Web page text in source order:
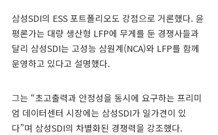
삼성SDI의 ESS 포트폴리오도 강점으로 거론했다. 윤
평론가는 대량 생산형 LFP에 무게를 둔 경쟁사들과
달리 삼성SDI는 고성능 삼원계(NCA)와 LFP를 함께
운영하고 있다고 설명했다.
그는 “초고출력과 안정성을 동시에 요구하는 프리미
엄 데이터센터 시장에는 삼성SDI가 일가견이 있
다”며 삼성SDI의 차별화된 경쟁력을 강조했다.